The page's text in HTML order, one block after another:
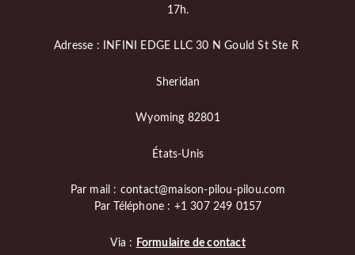
17h.
Adresse : INFINI EDGE LLC 30 N Gould St Ste R
Sheridan
Wyoming 82801
États-Unis
Par mail : contact@maison-pilou-pilou.com
Par Téléphone : +1 307 249 0157
Via : Formulaire de contact